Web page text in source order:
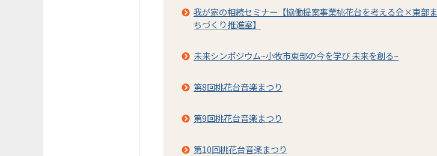
我が家の相続セミナー【協働提案事業桃花台を考える会×東部ま
ちづくり推進室】
未来シンポジウム~小牧市東部の今を学び 未来を創る~
第8回桃花台音楽まつり
第9回桃花台音楽まつり
第10回桃花台音楽まつり